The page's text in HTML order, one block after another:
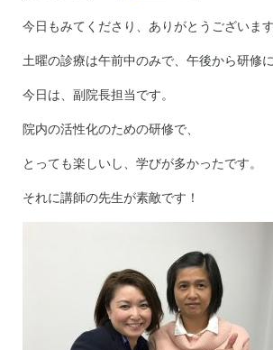
今日もみてくださり、ありがとうございます
土曜の診療は午前中のみで、午後から研修
今日は、副院長担当です。
院内の活性化のための研修で、
とっても楽しいし、学びが多かったです。
それに講師の先生が素敵です！